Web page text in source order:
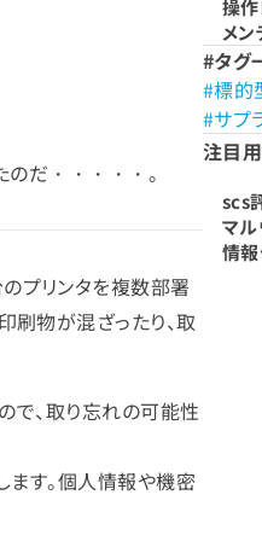
だ・・・・・。
プリンタを複数部署
刷物が混ざったり、取
で、取り忘れの可能性
ます。個人情報や機密
操
メン
タグ
標的
サプ
注目
scs
マ
情報